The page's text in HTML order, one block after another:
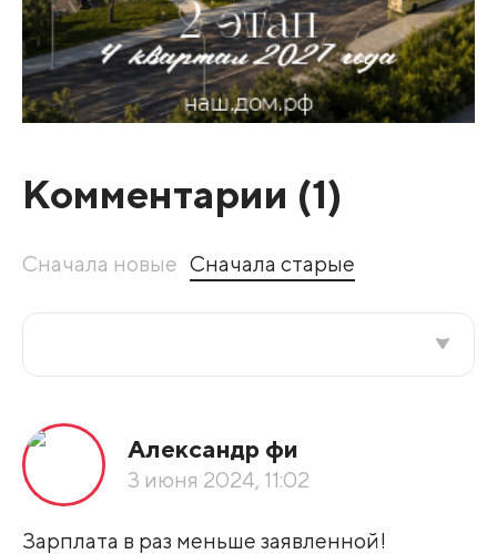
Комментарии (1)
Сначала новые Сначала старые
По рейтингу
Развернуть все
Александр фи
3 июня 2024, 11:02
Зарплата в раз меньше заявленной!